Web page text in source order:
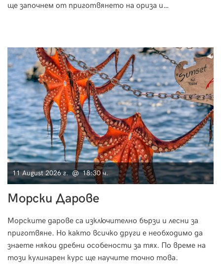
ще започнем от приготвянето на ориза и
11 August 2026 г. @ 18:30 ч.
Морски Дарове
Морските дарове са изключително бързи и лесни за
приготвяне. Но както всичко други е необходимо да
знаете някои дребни особености за тях. По време на
този кулинарен курс ще научите точно това.